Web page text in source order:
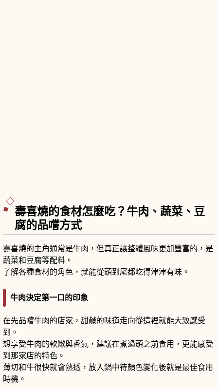
壽喜燒的食材怎麼吃？牛肉、蔬菜、豆
腐的品嚐方式
壽喜燒的主角通常是牛肉，但真正讓整體風味更加豐富的，是
蔬菜和豆腐等配料。
了解各種食材的角色，就能從頭到尾都吃得津津有味。
牛肉決定第一口的印象
在先品嚐牛肉的店家，甜鹹的味道走向從這裡就能大致感受
到。
想享受牛肉的軟嫩與香氣，建議在煮過頭之前食用，更能感受
到那家店的特色。
薄切和牛很快就會熟透，放入鍋中待顏色變化後就是最佳食用
時機。